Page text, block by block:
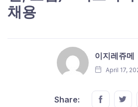
채용
이지레쥬메
April 17,
Share: Share